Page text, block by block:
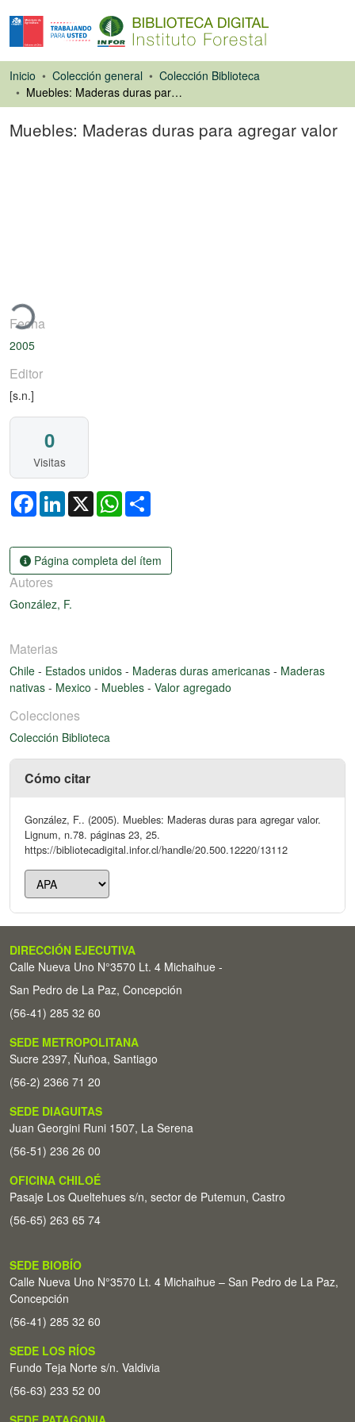
Inicio Colección general
Colección Biblioteca
Muebles: Maderas duras para agregar valor
Muebles: Maderas duras para agregar valor
Fecha
2005
Editor
[s.n.]
0
Visitas
FacebookLinkedIn
X WhatsApp
Página completa del ítem
Autores
González, F.
Materias
Chile - Estados unidos - Maderas duras americanas - Maderas
nativas - Mexico - Muebles - Valor agregado
Colecciones
Colección Biblioteca
Cómo citar
González, F.. (2005). Muebles: Maderas duras para agregar valor.
Lignum, n.78. páginas 23, 25.
https://bibliotecadigital.infor.cl/handle/20.500.12220/13112
DIRECCIÓN EJECUTIVA
Calle Nueva Uno N°3570 Lt. 4 Michaihue -
San Pedro de La Paz, Concepción
(56-41) 285 32 60
SEDE METROPOLITANA
Sucre 2397, Ñuñoa, Santiago
(56-2) 2366 71 20
SEDE DIAGUITAS
Juan Georgini Runi 1507, La Serena
(56-51) 236 26 00
OFICINA CHILOÉ
Pasaje Los Queltehues s/n, sector de Putemun, Castro
(56-65) 263 65 74
SEDE BIOBÍO
Calle Nueva Uno N°3570 Lt. 4 Michaihue – San Pedro de La Paz,
Concepción
(56-41) 285 32 60
SEDE LOS RÍOS
Fundo Teja Norte s/n. Valdivia
(56-63) 233 52 00